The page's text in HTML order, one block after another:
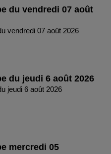
du vendredi 07 août
vendredi 07 août 2026
du jeudi 6 août 2026
jeudi 6 août 2026
mercredi 05